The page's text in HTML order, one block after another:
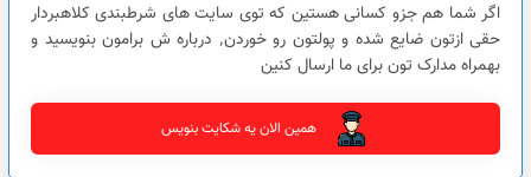
اگر شما هم جزو کسانی هستین که توی سایت های شرطبندی کلاهبردار
حقی ازتون ضایع شده و پولتون رو خوردن٬ درباره ش برامون بنویسید و
بهمراه مدارک تون برای ما ارسال کنین
همین الان یه شکایت بنویس